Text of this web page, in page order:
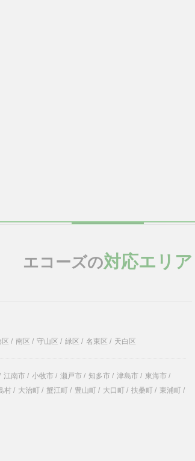
エコーズの対応エリア
/ 南区 / 守山区 / 緑区 / 名東区 / 天白区
江南市 / 小牧市 / 瀬戸市 / 知多市 / 津島市 / 東海市 /
村 / 大治町 / 蟹江町 / 豊山町 / 大口町 / 扶桑町 / 東浦町 /